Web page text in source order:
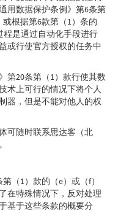
用数据保护条例》第6条第
或根据第6款第（1）条的
程是通过自动化手段进行
或行使官方授权的任务中
第20条第（1）款行使其数
术上可行的情况下将个人
器，但是不能对他人的权
可随时联系思达客（北
（1）款的（e）或（f）
在特殊情况下，反对处理
基于这些条款的概要分